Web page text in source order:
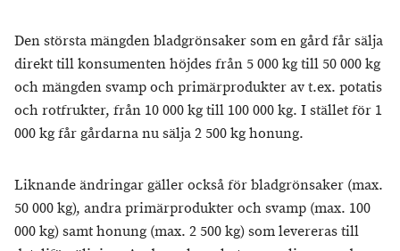
Den största mängden bladgrönsaker som en gård får sälja
direkt till konsumenten höjdes från 5 000 kg till 50 000 kg
och mängden svamp och primärprodukter av t.ex. potatis
och rotfrukter, från 10 000 kg till 100 000 kg. I stället för 1
000 kg får gårdarna nu sälja 2 500 kg honung.
Liknande ändringar gäller också för bladgrönsaker (max.
50 000 kg), andra primärprodukter och svamp (max. 100
000 kg) samt honung (max. 2 500 kg) som levereras till